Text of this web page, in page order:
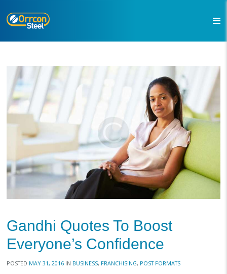
Gandhi Quotes To Boost
Everyone’s Confidence
POSTED MAY 31, 2016 IN BUSINESS, FRANCHISING, POST FORMATS